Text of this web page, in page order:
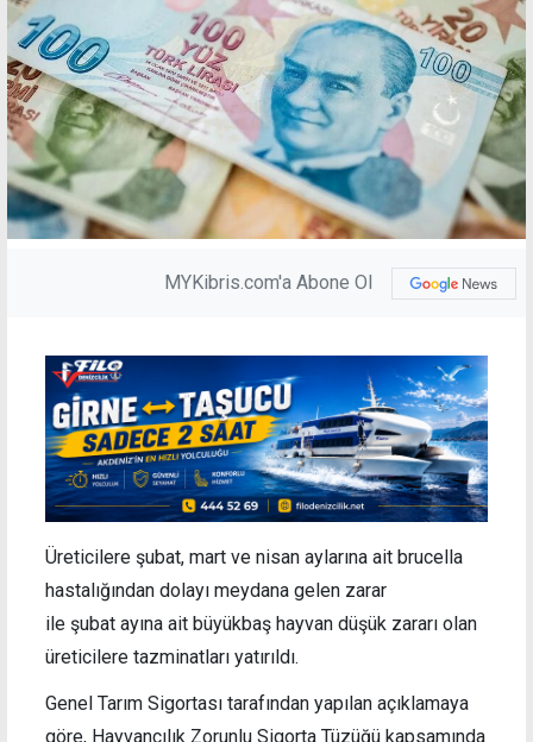
MYKibris.com'a Abone Ol
Üreticilere şubat, mart ve nisan aylarına ait brucella
hastalığından dolayı meydana gelen zarar
ile şubat ayına ait büyükbaş hayvan düşük zararı olan
üreticilere tazminatları yatırıldı.
Genel Tarım Sigortası tarafından yapılan açıklamaya
göre, Hayvancılık Zorunlu Sigorta Tüzüğü kapsamında